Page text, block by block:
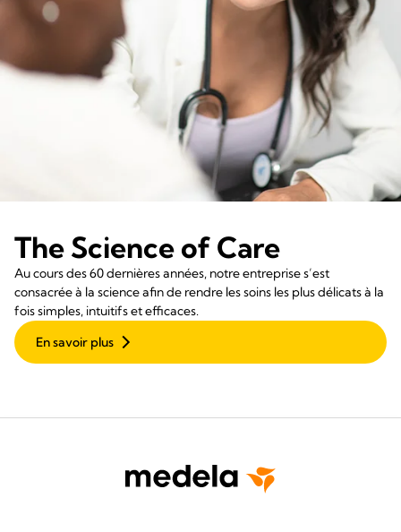
The Science of Care
Au cours des 60 dernières années, notre entreprise s’est
consacrée à la science afin de rendre les soins les plus délicats à la
fois simples, intuitifs et efficaces.
En savoir plus